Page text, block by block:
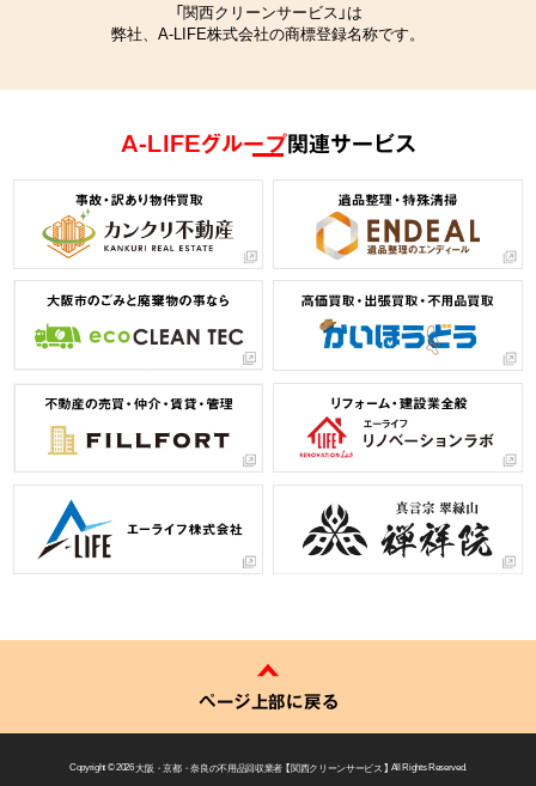
「関西クリーンサービス」は
弊社、A-LIFE株式会社の商標登録名称です。
A-LIFEグループ関連サービス
ページ上部に戻る
Copyright © 2026大阪・京都・奈良の不用品回収業者 【 関西クリーンサービス 】 All Rights Reserved.